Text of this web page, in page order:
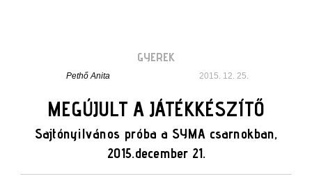
GYEREK
Pethő Anita 2015. 12. 25.
MEGÚJULT A JÁTÉKKÉSZÍTŐ
Sajtónyilvános próba a SYMA csarnokban,
2015.december 21.